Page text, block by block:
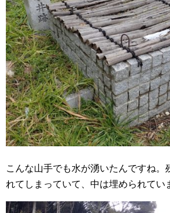
こんな山手でも水が湧いたんですね。
れてしまっていて、中は埋められてい